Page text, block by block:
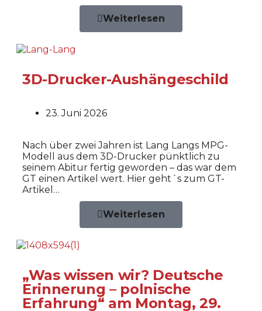
Weiterlesen
3D-Drucker-Aushängeschild
23. Juni 2026
Nach über zwei Jahren ist Lang Langs MPG-
Modell aus dem 3D-Drucker pünktlich zu
seinem Abitur fertig geworden – das war dem
GT einen Artikel wert. Hier geht´s zum GT-
Artikel…
Weiterlesen
„Was wissen wir? Deutsche
Erinnerung – polnische
Erfahrung“ am Montag, 29.